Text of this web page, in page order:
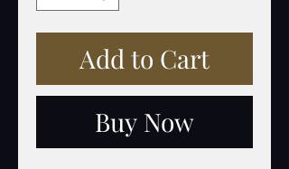
Add to Cart
Buy Now